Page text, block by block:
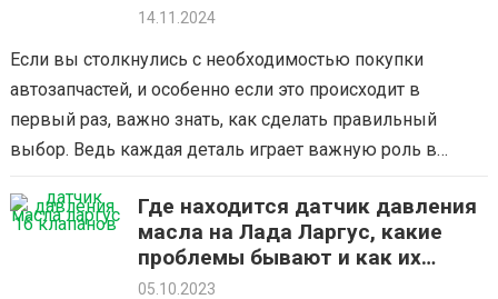
14.11.2024
Если вы столкнулись с необходимостью покупки
автозапчастей, и особенно если это происходит в
первый раз, важно знать, как сделать правильный
выбор. Ведь каждая деталь играет важную роль в
Где находится датчик давления
масла на Лада Ларгус, какие
проблемы бывают и как их
устранить
05.10.2023